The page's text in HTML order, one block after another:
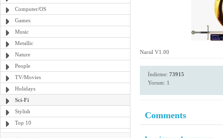
Computer/OS
Games
Music
Metallic
Nature
People
TV/Movies
Holidays
Sci-Fi
Stylish
Top 10
Narsil V1.00
İndirme: 73915
Yorum: 1
Comments